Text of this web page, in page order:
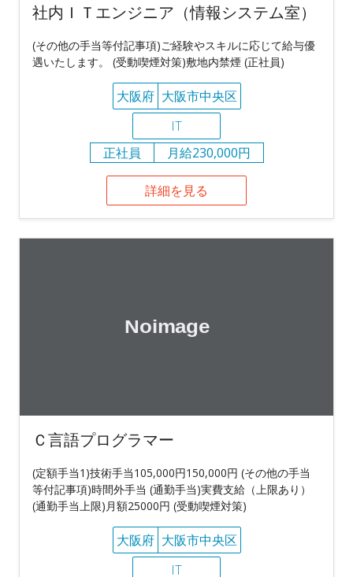
社内ＩＴエンジニア（情報システム室）
(その他の手当等付記事項)ご経験やスキルに応じて給与優
遇いたします。 (受動喫煙対策)敷地内禁煙 (正社員)
大阪府 大阪市中央区
IT
正社員
月給230,000円
詳細を見る
Ｃ言語プログラマー
(定額手当1)技術手当105,000円150,000円 (その他の手当
等付記事項)時間外手当 (通勤手当)実費支給（上限あり）
(通勤手当上限)月額25000円 (受動喫煙対策)
大阪府 大阪市中央区
IT